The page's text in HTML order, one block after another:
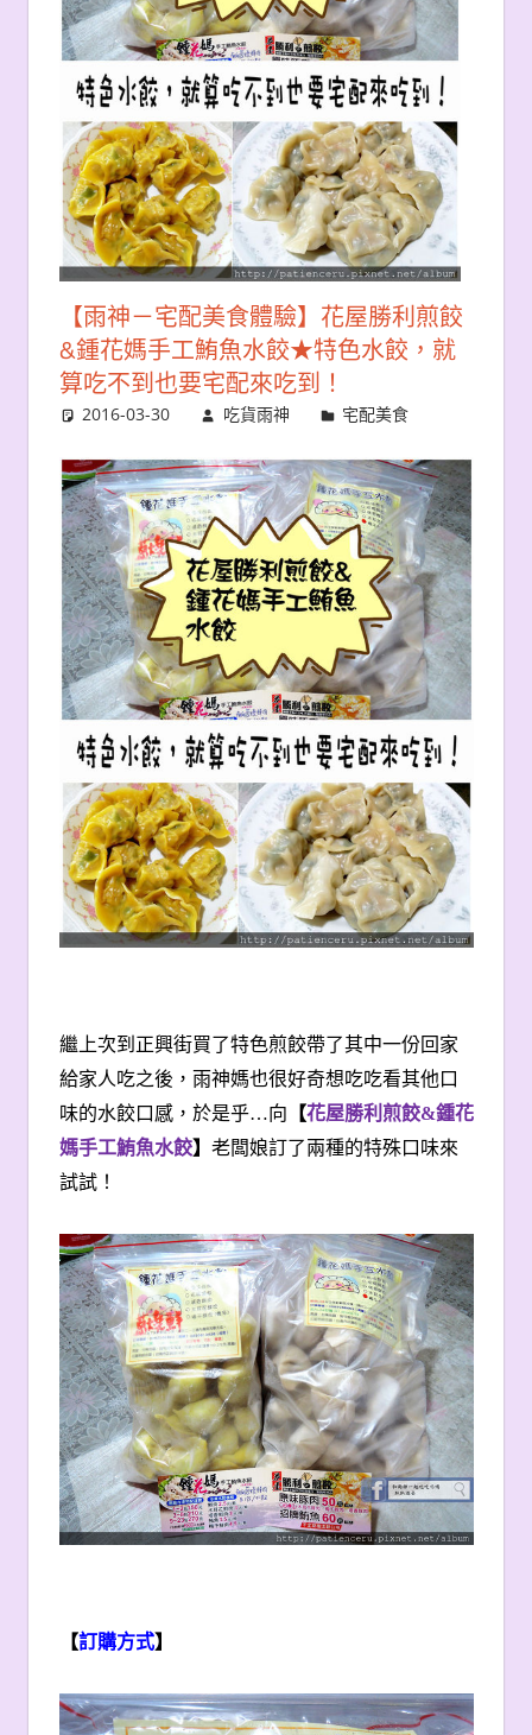
【雨神－宅配美食體驗】花屋勝利煎餃
&鍾花媽手工鮪魚水餃★特色水餃，就
算吃不到也要宅配來吃到！
2016-03-30 吃貨雨神 宅配美食
繼上次到正興街買了特色煎餃帶了其中一份回家
給家人吃之後，雨神媽也很好奇想吃吃看其他口
味的水餃口感，於是乎…向 【花屋勝利煎餃&鍾花
媽手工鮪魚水餃】 老闆娘訂了兩種的特殊口味來
試試！
【訂購方式】